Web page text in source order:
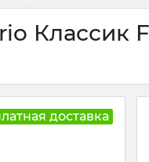
Классик
доставка